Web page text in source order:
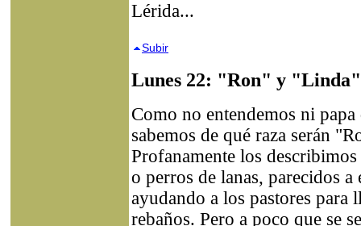
Lérida...
Subir
Lunes 22: "Ron" y "Linda"
Como no entendemos ni papa
sabemos de qué raza serán
Profanamente los
o perros de lanas, parecidos a
ayudando a los pastores para
rebaños. Pero a poco que se